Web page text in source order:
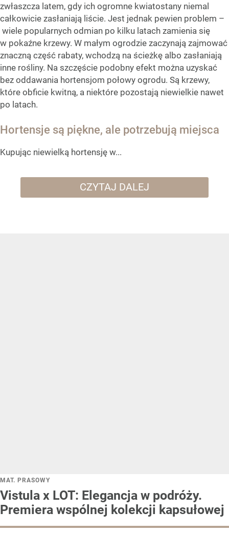
zwłaszcza latem, gdy ich ogromne kwiatostany niemal
całkowicie zasłaniają liście. Jest jednak pewien problem –
wiele popularnych odmian po kilku latach zamienia się
w pokaźne krzewy. W małym ogrodzie zaczynają zajmować
znaczną część rabaty, wchodzą na ścieżkę albo zasłaniają
inne rośliny. Na szczęście podobny efekt można uzyskać
bez oddawania hortensjom połowy ogrodu. Są krzewy,
które obficie kwitną, a niektóre pozostają niewielkie nawet
po latach.
Hortensje są piękne, ale potrzebują miejsca
Kupując niewielką hortensję w...
CZYTAJ DALEJ
MAT. PRASOWY
Vistula x LOT: Elegancja w podróży.
Premiera wspólnej kolekcji kapsułowej